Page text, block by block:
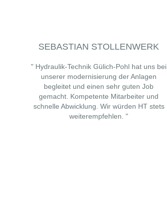
SEBASTIAN STOLLENWERK
" Hydraulik-Technik Gülich-Pohl hat uns bei
unserer modernisierung der Anlagen
begleitet und einen sehr guten Job
gemacht. Kompetente Mitarbeiter und
schnelle Abwicklung. Wir würden HT stets
weiterempfehlen. "